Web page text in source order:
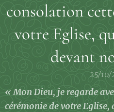
consolation
votre Eglise,
devant
25/10/
« Mon Dieu, je regarde
cérémonie de votre